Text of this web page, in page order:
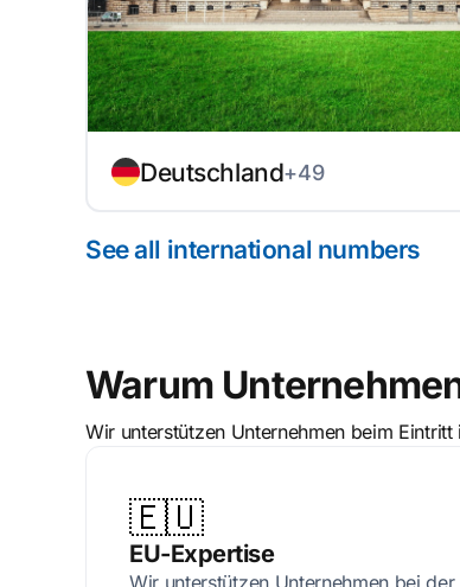
Deutschland+49
See all international numbers
Warum
Wir unterstützen Unternehmen beim
🇪🇺
EU-Expertise
Wir unterstützen Unternehmen bei